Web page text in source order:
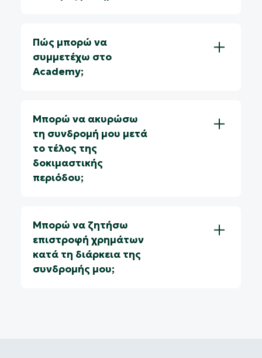
Πώς μπορώ να
συμμετέχω στο
Academy;
Μπορώ να ακυρώσω
τη συνδρομή μου μετά
το τέλος της
δοκιμαστικής
περιόδου;
Μπορώ να ζητήσω
επιστροφή χρημάτων
κατά τη διάρκεια της
συνδρομής μου;